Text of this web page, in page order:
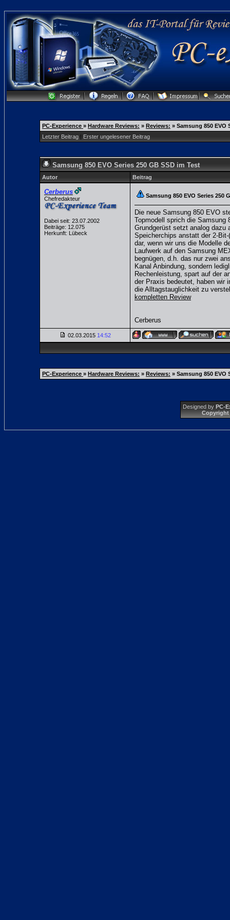
PC-Experience » Hardware Reviews: » Reviews: » Samsung 850 EVO
Letzter Beitrag
Erster ungelesener Beitrag
Samsung 850 EVO Series 250 GB SSD im Test
Autor Beitrag
Cerberus
Chefredakteur
Dabei seit: 23.07.2002
Beiträge: 12.075
Herkunft: Lübeck
Samsung 850 EVO Series 250
Die neue Samsung 850 EVO
Topmodell sprich die
Grundgerüst setzt analog dazu
Speicherchips anstatt der 2-
dar, wenn wir uns die Modelle
Laufwerk auf den Samsung
begnügen, d.h. das nur zwei
Kanal Anbindung, sondern
Rechenleistung, spart auf der
der Praxis bedeutet, haben wir
die Alltagstauglichkeit zu
kompletten Review
Cerberus
02.03.2015 14:52
PC-Experience » Hardware Reviews: » Reviews: » Samsung 850 EVO
Designed by PC-
Copyright